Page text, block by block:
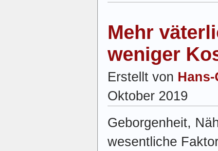
Mehr
weniger
Erstellt von
Oktober 2019
Geborgenheit,
wesentliche